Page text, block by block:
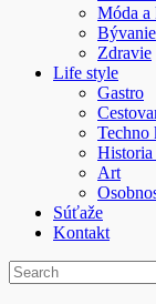
Móda a
Bývanie
Zdravie
Life style
Gastro
Techno
Historia
Art
Súťaže
Kontakt